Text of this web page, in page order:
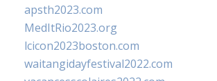
apsth2023.com
MedItRio2023.org
lcicon2023boston.com
waitangidayfestival2022.com